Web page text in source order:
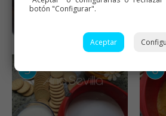
botón "Configurar".
Aceptar